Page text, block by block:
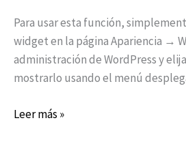
Para usar esta función,
widget en la página Apariencia →
administración de WordPress y
mostrarlo usando el menú
Leer más »